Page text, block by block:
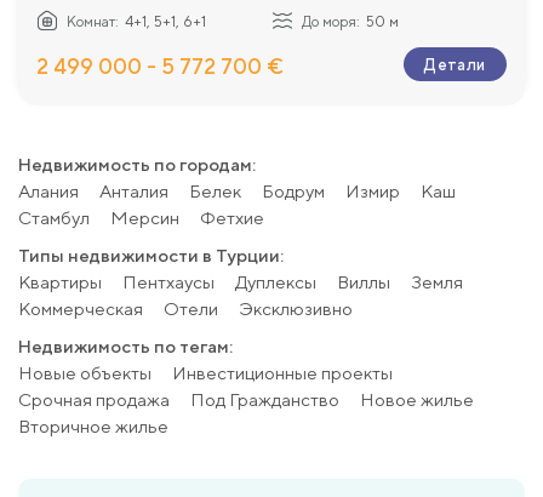
Комнат: 4+1, 5+1, 6+1 До моря: 50 м
2 499 000 - 5 772 700 € Детали
Недвижимость по городам:
Алания
Анталия Белек Бодрум Измир
Каш
Стамбул
Мерсин
Фетхие
Типы недвижимости в Турции:
Квартиры
Пентхаусы Дуплексы Виллы
Земля
Коммерческая
Отели
Эксклюзивно
Недвижимость по тегам:
Новые объекты
Инвестиционные проекты
Срочная продажа
Под Гражданство
Новое жилье
Вторичное жилье